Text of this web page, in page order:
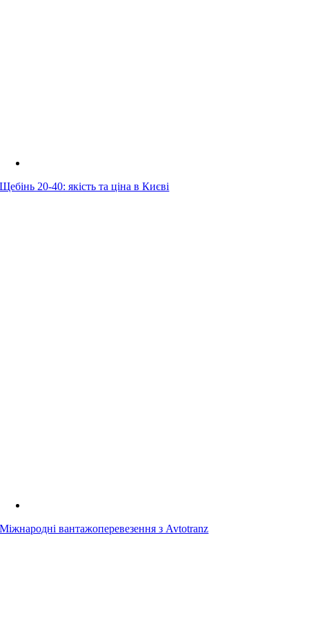
Щебінь 20-40: якість та ціна в Києві
Міжнародні вантажоперевезення з Avtotranz